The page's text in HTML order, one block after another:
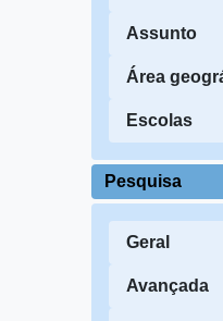
Assunto
Área
Escolas
Pesquisa
Geral
Avançada